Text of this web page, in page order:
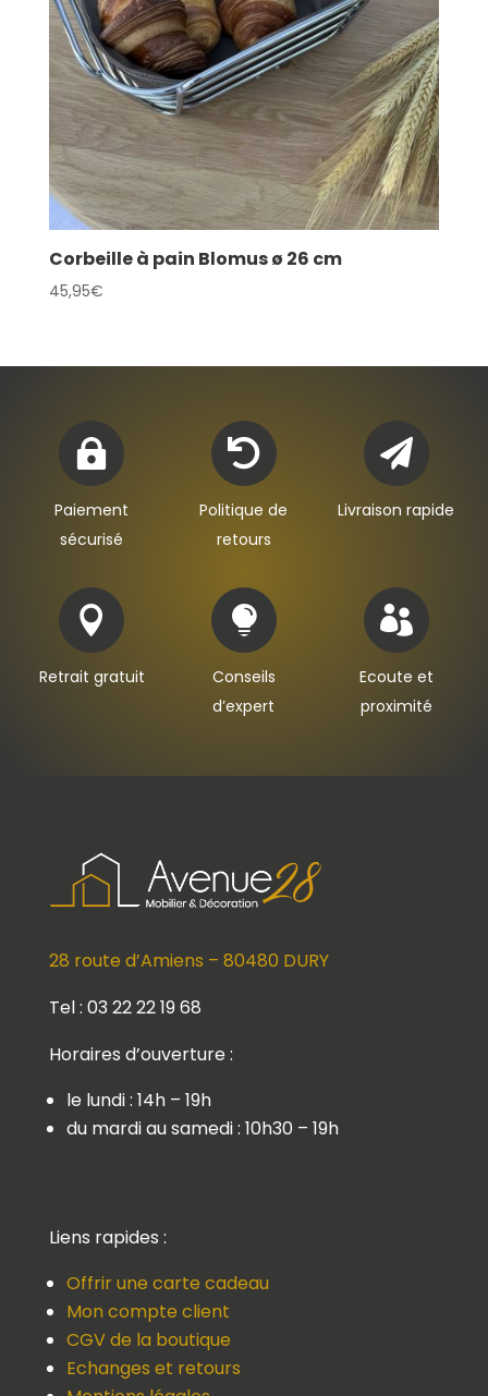
Corbeille à pain Blomus ø 26 cm
45,95€

Paiement
sécurisé

Politique de
retours

Livraison rapide

Retrait gratuit

Conseils
d’expert

Ecoute et
proximité
28 route d’Amiens – 80480 DURY
Tel : 03 22 22 19 68
Horaires d’ouverture :
le lundi : 14h – 19h
du mardi au samedi : 10h30 – 19h
Liens rapides :
Offrir une carte cadeau
Mon compte client
CGV de la boutique
Echanges et retours